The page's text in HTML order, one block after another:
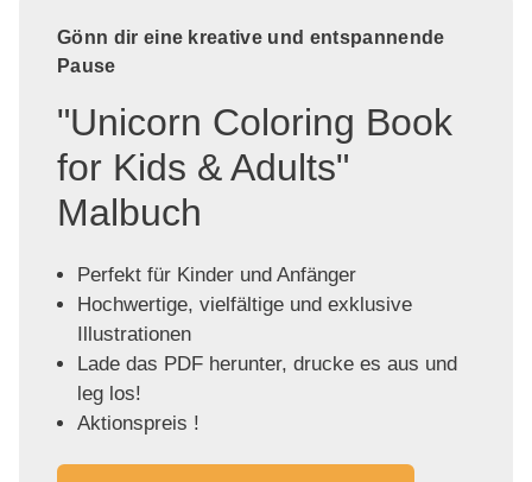
Gönn dir eine kreative und entspannende
Pause
"Unicorn Coloring Book
for Kids & Adults"
Malbuch
Perfekt für Kinder und Anfänger
Hochwertige, vielfältige und exklusive
Illustrationen
Lade das PDF herunter, drucke es aus und
leg los!
Aktionspreis !